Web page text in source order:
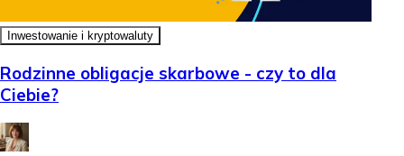
Inwestowanie i kryptowaluty
Rodzinne obligacje skarbowe - czy to dla
Ciebie?